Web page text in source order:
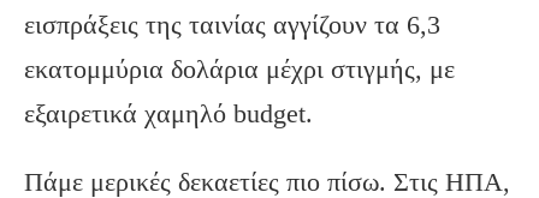
εισπράξεις της ταινίας αγγίζουν τα 6,3
εκατομμύρια δολάρια μέχρι στιγμής, με
εξαιρετικά χαμηλό budget.
Πάμε μερικές δεκαετίες πιο πίσω. Στις ΗΠΑ,